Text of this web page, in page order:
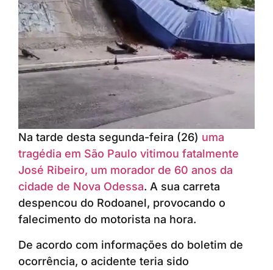
Na tarde desta segunda-feira (26) uma
tragédia em São Paulo vitimou fatalmente
José Ribeiro, um morador de 60 anos da
cidade de Nova Odessa. A sua carreta
despencou do Rodoanel, provocando o
falecimento do motorista na hora.
De acordo com informações do boletim de
ocorrência, o acidente teria sido